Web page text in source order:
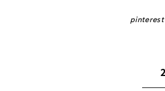
pinterest